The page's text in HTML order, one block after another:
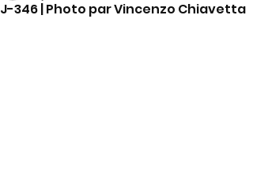
J-346 | Photo par Vincenzo Chiavetta